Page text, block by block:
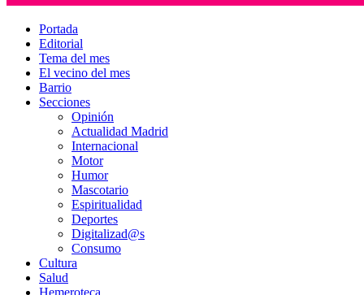
Portada
Editorial
Tema del mes
El vecino del mes
Barrio
Secciones
Opinión
Actualidad Madrid
Internacional
Motor
Humor
Mascotario
Espiritualidad
Deportes
Digitalizad@s
Consumo
Cultura
Salud
Hemeroteca